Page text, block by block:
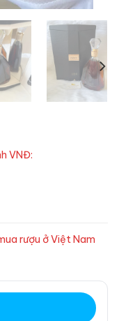
VNĐ:
rượu ở Việt Nam